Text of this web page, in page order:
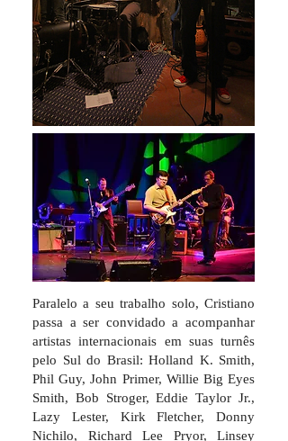
Paralelo a seu trabalho solo, Cristiano
passa a ser convidado a acompanhar
artistas internacionais em suas turnês
pelo Sul do Brasil: Holland K. Smith,
Phil Guy, John Primer, Willie Big Eyes
Smith, Bob Stroger, Eddie Taylor Jr.,
Lazy Lester, Kirk Fletcher, Donny
Nichilo, Richard Lee Pryor, Linsey